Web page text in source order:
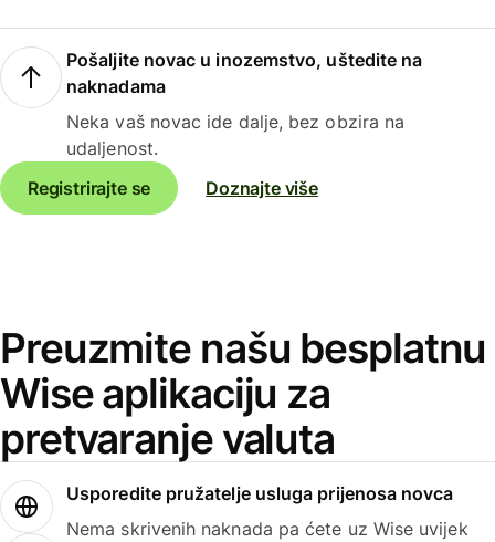
Pošaljite novac u inozemstvo, uštedite na
naknadama
Neka vaš novac ide dalje, bez obzira na
udaljenost.
Registrirajte se
Doznajte više
Preuzmite našu besplatnu
Wise aplikaciju za
pretvaranje valuta
Usporedite pružatelje usluga prijenosa novca
Nema skrivenih naknada pa ćete uz Wise uvijek